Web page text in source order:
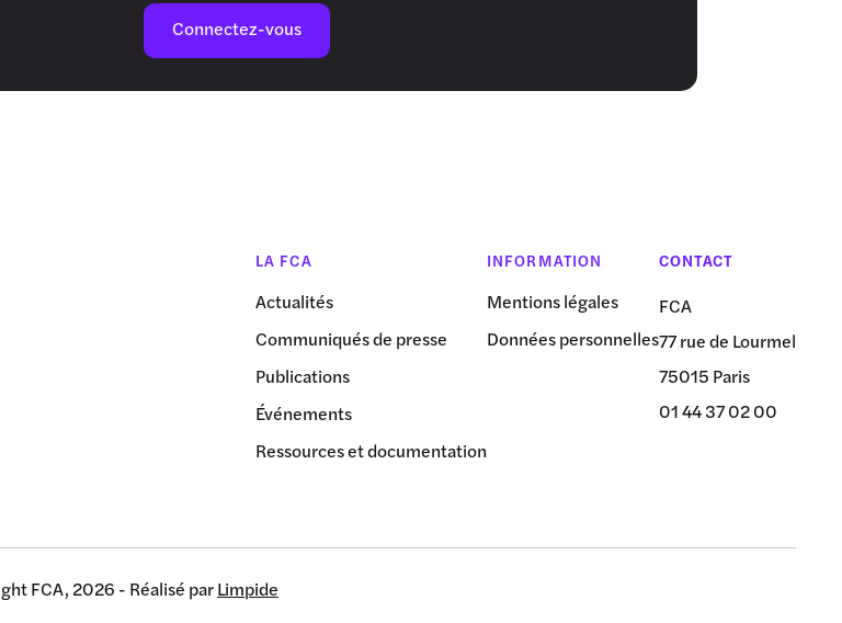
Connectez-vous
LA FCA
Actualités
Communiqués de presse
Publications
Événements
Ressources et documentation
INFORMATION
Mentions légales
Données personnelles
CONTACT
FCA
77 rue de Lourmel
75015 Paris
01 44 37 02 00
FCA, 2026 - Réalisé parLimpide